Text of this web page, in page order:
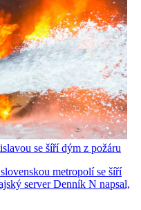
se šíří dým z požáru
metropolí se šíří
server Denník N napsal,